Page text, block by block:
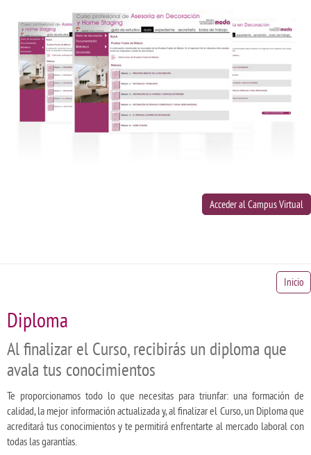
Acceder al Campus Virtual
Inicio
Diploma
Al finalizar el Curso, recibirás un diploma que
avala tus conocimientos
Te proporcionamos todo lo que necesitas para triunfar: una formación de
calidad, la mejor información actualizada y, al finalizar el Curso, un Diploma que
acreditará tus conocimientos y te permitirá enfrentarte al mercado laboral con
todas las garantías.